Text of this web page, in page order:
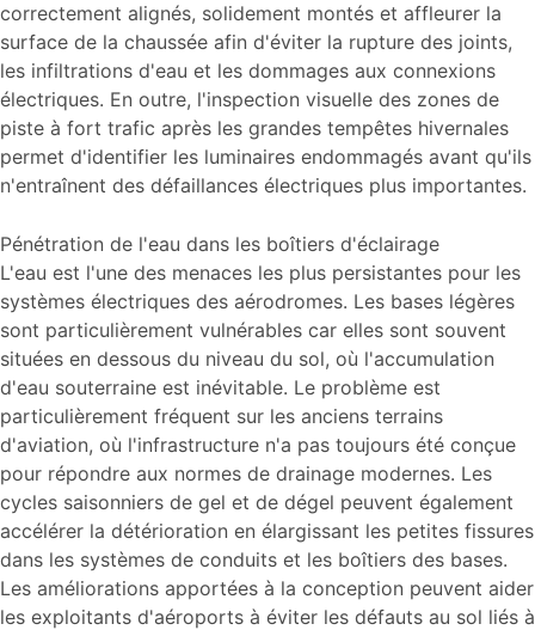
correctement alignés, solidement montés et affleurer la
surface de la chaussée afin d'éviter la rupture des joints,
les infiltrations d'eau et les dommages aux connexions
électriques. En outre, l'inspection visuelle des zones de
piste à fort trafic après les grandes tempêtes hivernales
permet d'identifier les luminaires endommagés avant qu'ils
n'entraînent des défaillances électriques plus importantes.
Pénétration de l'eau dans les boîtiers d'éclairage
L'eau est l'une des menaces les plus persistantes pour les
systèmes électriques des aérodromes. Les bases légères
sont particulièrement vulnérables car elles sont souvent
situées en dessous du niveau du sol, où l'accumulation
d'eau souterraine est inévitable. Le problème est
particulièrement fréquent sur les anciens terrains
d'aviation, où l'infrastructure n'a pas toujours été conçue
pour répondre aux normes de drainage modernes. Les
cycles saisonniers de gel et de dégel peuvent également
accélérer la détérioration en élargissant les petites fissures
dans les systèmes de conduits et les boîtiers des bases.
Les améliorations apportées à la conception peuvent aider
les exploitants d'aéroports à éviter les défauts au sol liés à